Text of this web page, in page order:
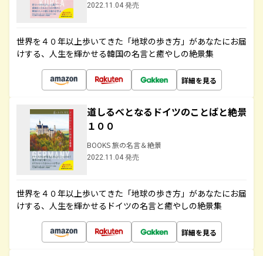
2022.11.04 発売
世界を４０年以上歩いてきた「地球の歩き方」があなたにお届
けする、人生を輝かせる韓国の名言と癒やしの絶景集
詳細を見る
道しるべとなるドイツのことばと絶景
１００
BOOKS 旅の名言＆絶景
2022.11.04 発売
世界を４０年以上歩いてきた「地球の歩き方」があなたにお届
けする、人生を輝かせるドイツの名言と癒やしの絶景集
詳細を見る